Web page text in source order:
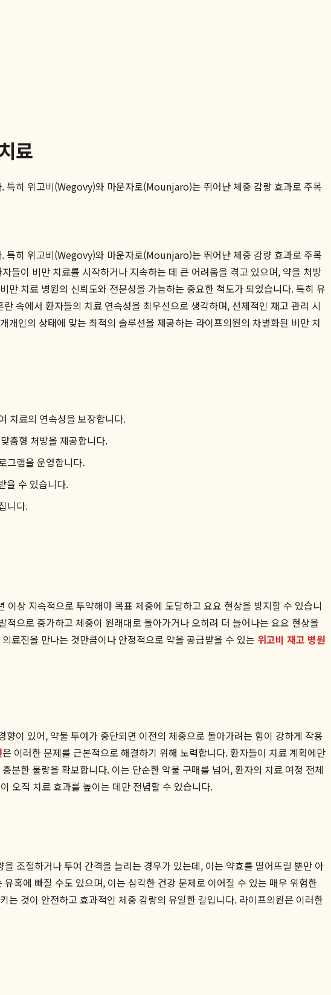
료
특히 위고비(Wegovy)와 마운자로(Mounjaro)는 뛰어난 체중 감량 효과로 주목
특히 위고비(Wegovy)와 마운자로(Mounjaro)는 뛰어난 체중 감량 효과로 주목
들이 비만 치료를 시작하거나 지속하는 데 큰 어려움을 겪고 있으며, 약을 처방
치료 병원의 신뢰도와 전문성을 가늠하는 중요한 척도가 되었습니다. 특히 유
란 속에서 환자들의 치료 연속성을 최우선으로 생각하며, 선제적인 재고 관리 시
인의 상태에 맞는 최적의 솔루션을 제공하는 라이프의원의 차별화된 비만 치
치료의 연속성을 보장합니다.
춤형 처방을 제공합니다.
그램을 운영합니다.
을 수 있습니다.
니다.
상 지속적으로 투약해야 목표 체중에 도달하고 요요 현상을 방지할 수 있습니
으로 증가하고 체중이 원래대로 돌아가거나 오히려 더 늘어나는 요요 현상을
료진을 만나는 것만큼이나 안정적으로 약을 공급받을 수 있는 위고비 재고 병원
이 있어, 약물 투여가 중단되면 이전의 체중으로 돌아가려는 힘이 강하게 작용
은 이러한 문제를 근본적으로 해결하기 위해 노력합니다. 환자들이 치료 계획에만
분한 물량을 확보합니다. 이는 단순한 약물 구매를 넘어, 환자의 치료 여정 전체
오직 치료 효과를 높이는 데만 전념할 수 있습니다.
조절하거나 투여 간격을 늘리는 경우가 있는데, 이는 약효를 떨어뜨릴 뿐만 아
혹에 빠질 수도 있으며, 이는 심각한 건강 문제로 이어질 수 있는 매우 위험한
는 것이 안전하고 효과적인 체중 감량의 유일한 길입니다. 라이프의원은 이러한